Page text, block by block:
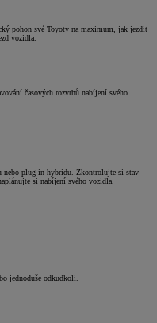
pohon své Toyoty na maximum, jak jezdit
vozidla.
časových rozvrhů nabíjení svého
nebo plug-in hybridu. Zkontrolujte si stav
si nabíjení svého vozidla.
jednoduše odkudkoli.